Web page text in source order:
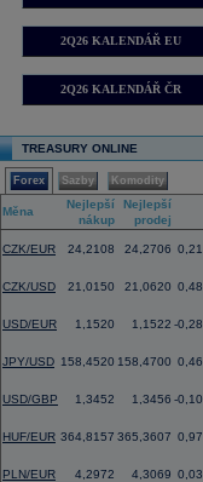
2Q26 KALENDÁŘ EU
2Q26 KALENDÁŘ ČR
TREASURY ONLINE
Forex Sazby Komodity
Měna
Nejlepší
nákup
Nejlepší
prodej
CZK/EUR 24,2108 24,2706 0,21
CZK/USD 21,0150 21,0620 0,48
USD/EUR 1,1520 1,1522 -0,28
JPY/USD 158,4520 158,4700 0,46
USD/GBP 1,3452 1,3456 -0,10
HUF/EUR 364,8157 365,3607 0,97
PLN/EUR 4,2972 4,3069 0,03